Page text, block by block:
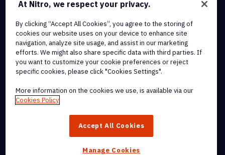
Terms of Service
Cookie Policy
Copyright Policy
All Terms & Policies
trademarks, of Nitro Software, Inc. or its affiliates in the United
At Nitro, we respect your privacy.
By clicking “Accept All Cookies”, you agree to the storing of
cookies our website uses on your device to enhance site
navigation, analyze site usage, and assist in our marketing
efforts. We might also share specific data with third parties. If
you want to customize your cookie preferences or reject
specific cookies, please click "Cookies Settings".
More information on the cookies we use, is available via our
Cookies Policy
Accept All Cookies
Manage Cookies